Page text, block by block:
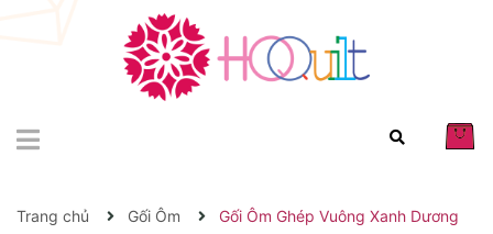
Trang chủ Gối Ôm Gối Ôm Ghép Vuông Xanh Dương